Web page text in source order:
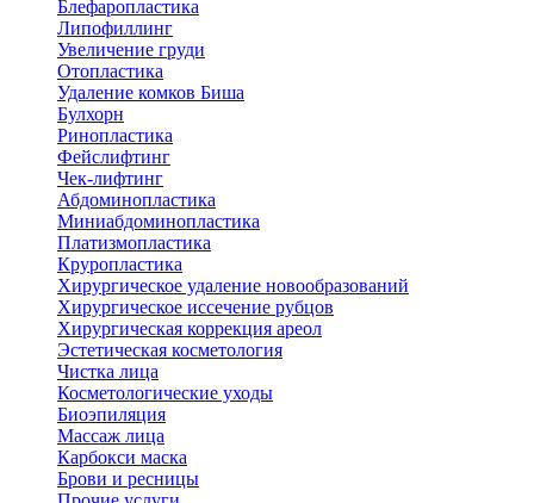
Блефаропластика
Липофиллинг
Увеличение груди
Отопластика
Удаление комков Биша
Булхорн
Ринопластика
Фейслифтинг
Чек-лифтинг
Абдоминопластика
Миниабдоминопластика
Платизмопластика
Круропластика
Хирургическое удаление новообразований
Хирургическое иссечение рубцов
Хирургическая коррекция ареол
Эстетическая косметология
Чистка лица
Косметологические уходы
Биоэпиляция
Массаж лица
Карбокси маска
Брови и ресницы